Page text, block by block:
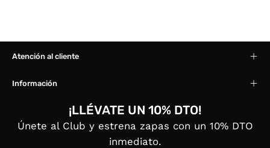
Atención al cliente
Información
¡LLÉVATE UN 10% DTO!
Únete al Club y estrena zapas con un 10% DTO
inmediato.